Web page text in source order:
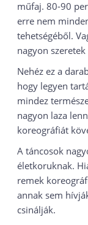
műfaj. 80-90
erre nem
tehetségéből.
nagyon
Nehéz ez a
hogy legyen
mindez
nagyon laza
koreográfiát
A táncosok
életkoruknak.
remek
annak sem
csinálják.